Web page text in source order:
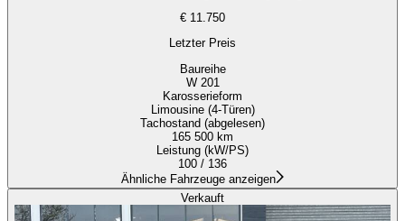
€ 11.750
Letzter Preis
Baureihe
W 201
Karosserieform
Limousine (4-Türen)
Tachostand (abgelesen)
165 500 km
Leistung (kW/PS)
100 / 136
Ähnliche Fahrzeuge anzeigen
Verkauft